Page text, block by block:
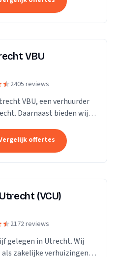
VBU
2405 reviews
VBU, een verhuurder
Daarnaast bieden wij
offertes
(VCU)
2172 reviews
gelegen in Utrecht. Wij
zakelijke verhuizingen.